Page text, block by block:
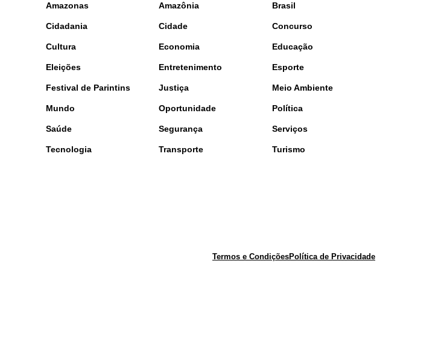
Amazonas Amazônia Brasil
Cidadania Cidade Concurso
Cultura Economia Educação
Eleições Entretenimento Esporte
Festival de Parintins Justiça Meio Ambiente
Mundo Oportunidade Política
Saúde Segurança Serviços
Tecnologia Transporte Turismo
Termos e CondiçõesPolítica de Privacidade